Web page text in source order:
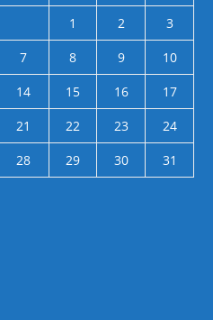
1 2
3
7 8 9
10
14 15 16
17
21 22 23
24
28 29 30
31